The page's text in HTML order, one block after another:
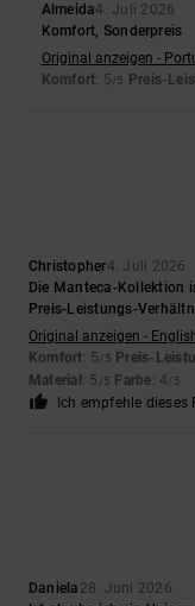
Almeida4. Juli 2026
Komfort, Sonderpreis
Original anzeigen -
Komfort: 5/5 Preis-
Christopher4. Juli 2026
Die Manteca-Kollektion
Preis-Leistungs-
Original anzeigen -
Komfort: 5/5 Preis-
Material : 5 /5 Farbe: 4/5
Ich empfehle dieses
Daniela 28. Juni 2026